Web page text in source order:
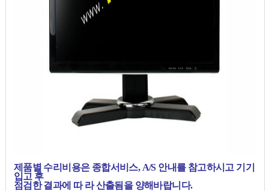
제품별 수리비용은 종합서비스, A/S 안내를 참고하시고 기기
입고 후
점검한 결과에 따 라 산출됨을 양해바랍니다.